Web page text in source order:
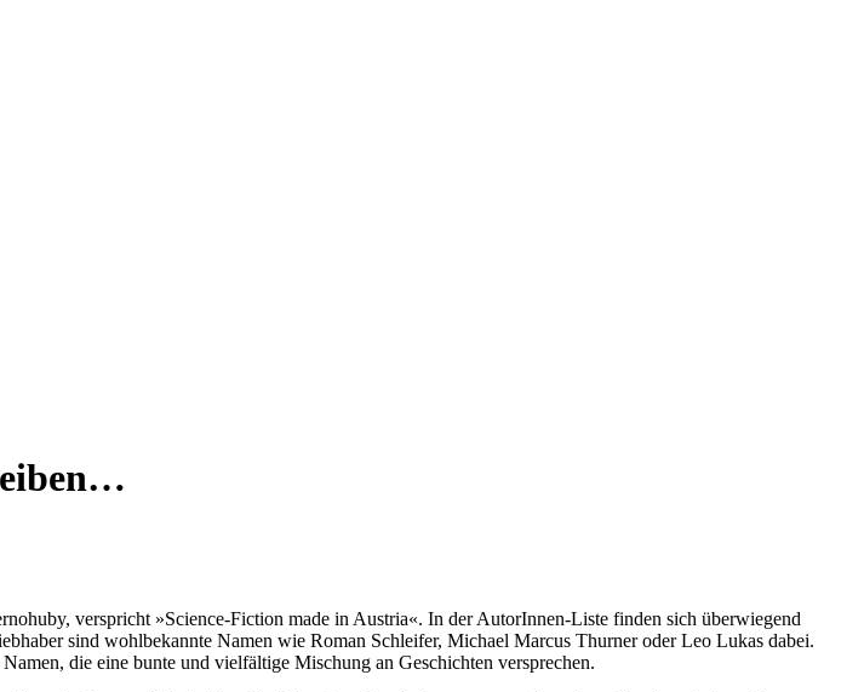
verspricht »Science-Fiction made in Austria«. In der AutorInnen-Liste finden sich überwiegend
sind wohlbekannte Namen wie Roman Schleifer, Michael Marcus Thurner oder Leo Lukas dabei.
die eine bunte und vielfältige Mischung an Geschichten versprechen.